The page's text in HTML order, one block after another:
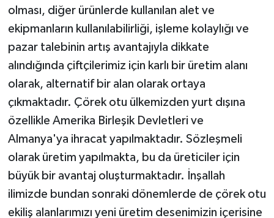
olması, diğer ürünlerde kullanılan alet ve
ekipmanların kullanılabilirliği, işleme kolaylığı ve
pazar talebinin artış avantajıyla dikkate
alındığında çiftçilerimiz için karlı bir üretim alanı
olarak, alternatif bir alan olarak ortaya
çıkmaktadır. Çörek otu ülkemizden yurt dışına
özellikle Amerika Birleşik Devletleri ve
Almanya'ya ihracat yapılmaktadır. Sözleşmeli
olarak üretim yapılmakta, bu da üreticiler için
büyük bir avantaj oluşturmaktadır. İnşallah
ilimizde bundan sonraki dönemlerde de çörek otu
ekiliş alanlarımızı yeni üretim desenimizin içerisine